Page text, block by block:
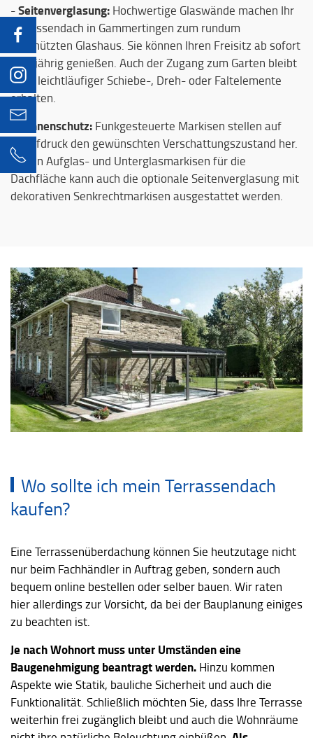
-Seitenverglasung: Hochwertige Glaswände machen Ihr
Terrassendach in Gammertingen zum rundum
geschützten Glashaus. Sie können Ihren Freisitz ab sofort
ganzjährig genießen. Auch der Zugang zum Garten bleibt
dank leichtläufiger Schiebe-, Dreh- oder Faltelemente
erhalten.
-Sonnenschutz: Funkgesteuerte Markisen stellen auf
Knopfdruck den gewünschten Verschattungszustand her.
Neben Aufglas- und Unterglasmarkisen für die
Dachfläche kann auch die optionale Seitenverglasung mit
dekorativen Senkrechtmarkisen ausgestattet werden.
Wo sollte ich mein Terrassendach
kaufen?
Eine Terrassenüberdachung können Sie heutzutage nicht
nur beim Fachhändler in Auftrag geben, sondern auch
bequem online bestellen oder selber bauen. Wir raten
hier allerdings zur Vorsicht, da bei der Bauplanung einiges
zu beachten ist.
Je nach Wohnort muss unter Umständen eine
Baugenehmigung beantragt werden. Hinzu kommen
Aspekte wie Statik, bauliche Sicherheit und auch die
Funktionalität. Schließlich möchten Sie, dass Ihre Terrasse
weiterhin frei zugänglich bleibt und auch die Wohnräume
07129 92860-0